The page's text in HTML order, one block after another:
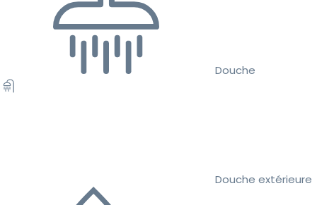
Douche
Douche extérieure